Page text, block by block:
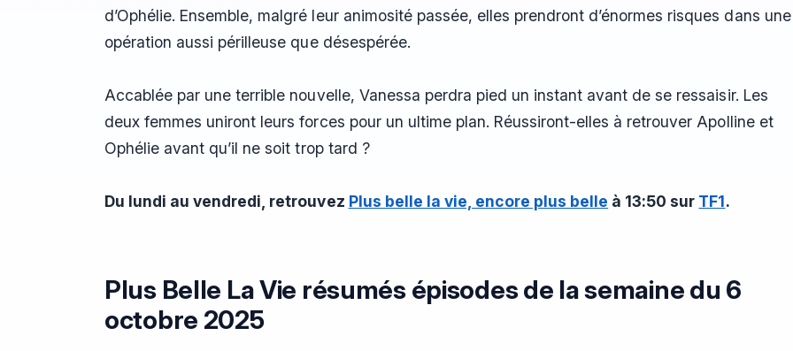
d’Ophélie. Ensemble, malgré leur animosité passée, elles prendront d’énormes risques dans une
opération aussi périlleuse que désespérée.
Accablée par une terrible nouvelle, Vanessa perdra pied un instant avant de se ressaisir. Les
deux femmes uniront leurs forces pour un ultime plan. Réussiront-elles à retrouver Apolline et
Ophélie avant qu’il ne soit trop tard ?
Du lundi au vendredi, retrouvez Plus belle la vie, encore plus belle à 13:50 sur TF1.
Plus Belle La Vie résumés épisodes de la semaine du 6
octobre 2025